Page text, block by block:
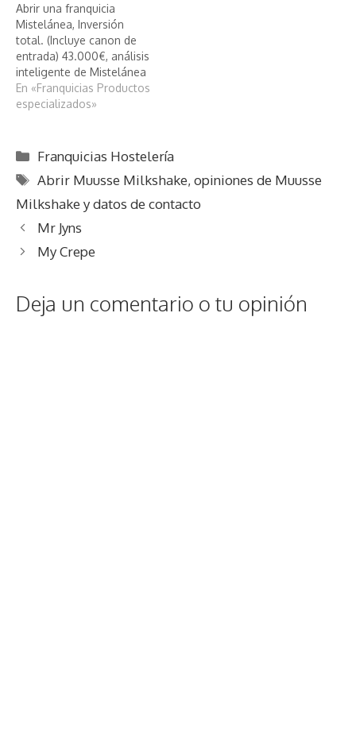
Abrir una franquicia
Mistelánea, Inversión
total. (Incluye canon de
entrada) 43.000€, análisis
inteligente de Mistelánea
En «Franquicias Productos
especializados»
Categorías
Franquicias Hostelería
Etiquetas
Abrir Muusse Milkshake,opiniones de Muusse
Milkshake y datos de contacto
Mr Jyns
My Crepe
Deja un comentario o tu opinión